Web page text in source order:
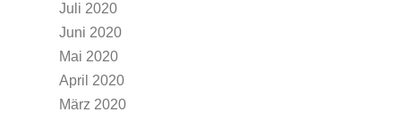
Juli 2020
Juni 2020
Mai 2020
April 2020
März 2020